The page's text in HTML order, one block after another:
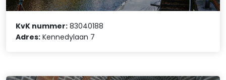
KvK nummer: 83040188
Adres: Kennedylaan 7